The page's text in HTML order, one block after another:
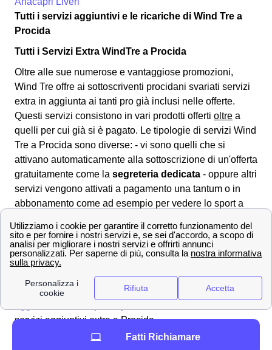
Tutti i servizi aggiuntivi e le ricariche di Wind Tre a
Procida
Tutti i Servizi Extra WindTre a Procida
Oltre alle sue numerose e vantaggiose promozioni,
Wind Tre offre ai sottoscriventi procidani svariati servizi
extra in aggiunta ai tanti pro già inclusi nelle offerte.
Questi servizi consistono in vari prodotti offerti oltre a
quelli per cui già si è pagato. Le tipologie di servizi Wind
Tre a Procida sono diverse: - vi sono quelli che si
attivano automaticamente alla sottoscrizione di un'offerta
gratuitamente come la segreteria dedicata - oppure altri
servizi vengono attivati a pagamento una tantum o in
abbonamento come ad esempio per vedere lo sport a
servizi Wind Tre sottoscritti viene normalmente gestita
attraverso il servizio clienti chiamando il159. A Procida,
i servizi in sovrapprezzo sono già stati bloccati
inizialmente per evitare abusi. Per maggiori informazioni
e dettagli puoi recarti sulla pagina dedicata aiservizi
servizi aggiuntivi extra a Procida.
Fatti Richiamare